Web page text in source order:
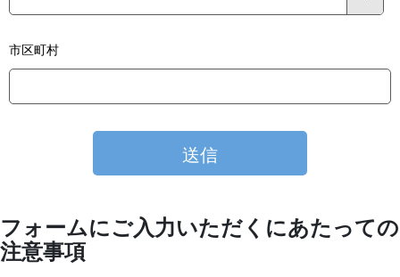
市区町村
フォームにご入力いただくにあたっての
注意事項